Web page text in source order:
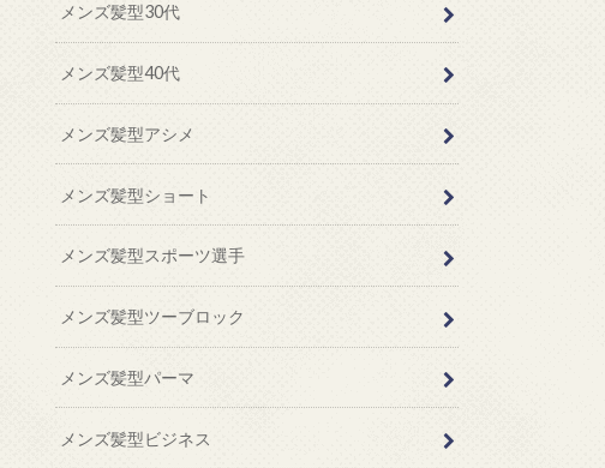
メンズ髪型30代
メンズ髪型40代
メンズ髪型アシメ
メンズ髪型ショート
メンズ髪型スポーツ選手
メンズ髪型ツーブロック
メンズ髪型パーマ
メンズ髪型ビジネス